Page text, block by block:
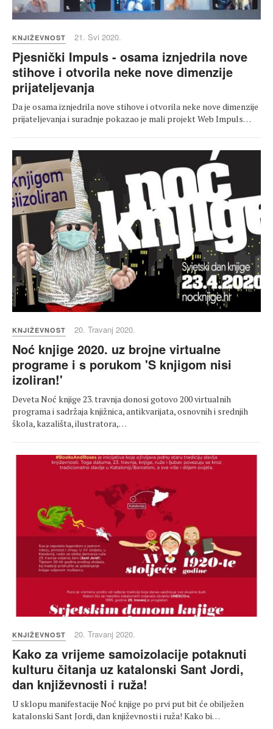
KNJIŽEVNOST 21. Svi 2020.
Pjesnički Impuls - osama iznjedrila nove
stihove i otvorila neke nove dimenzije
prijateljevanja
Da je osama iznjedrila nove stihove i otvorila neke nove dimenzije
prijateljevanja i suradnje pokazao je mali projekt Web Impuls…
KNJIŽEVNOST 20. Travanj 2020.
Noć knjige 2020. uz brojne virtualne
programe i s porukom 'S knjigom nisi
izoliran!'
Deveta Noć knjige 23. travnja donosi gotovo 200 virtualnih
programa i sadržaja knjižnica, antikvarijata, osnovnih i srednjih
škola, kazališta, ilustratora,…
KNJIŽEVNOST 20. Travanj 2020.
Kako za vrijeme samoizolacije potaknuti
kulturu čitanja uz katalonski Sant Jordi,
dan književnosti i ruža!
U sklopu manifestacije Noć knjige po prvi put bit će obilježen
katalonski Sant Jordi, dan književnosti i ruža! Kako bi…